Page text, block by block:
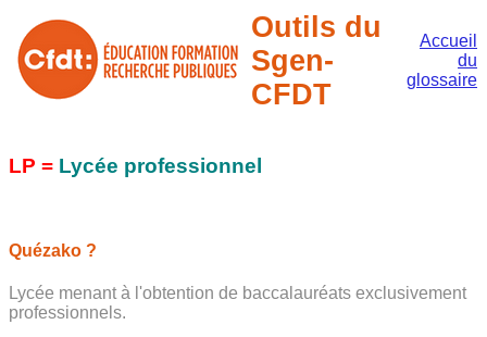
Outils du
Sgen-
CFDT
Accueil
du
glossaire
LP = Lycée professionnel
Quézako ?
Lycée menant à l'obtention de baccalauréats exclusivement
professionnels.